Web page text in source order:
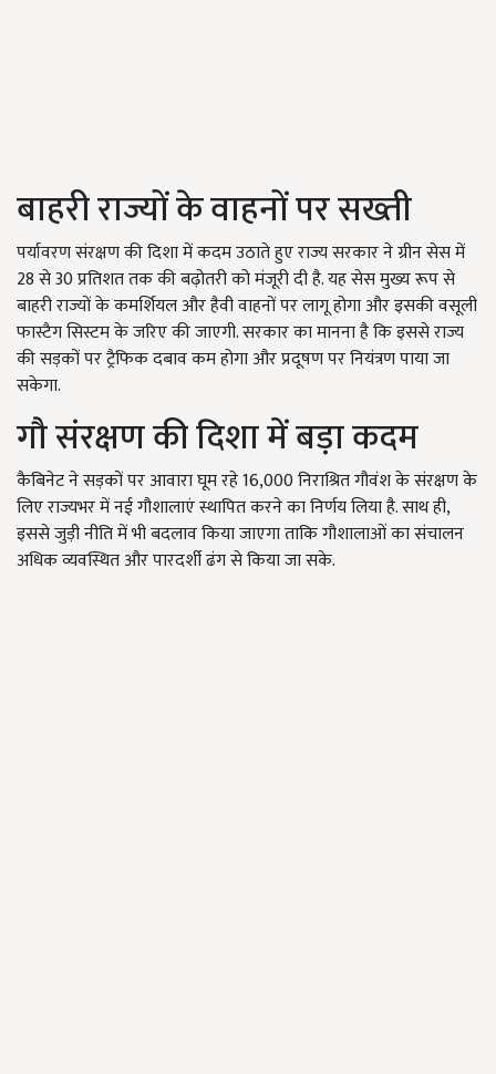
बाहरी राज्यों के वाहनों पर सख्ती
पर्यावरण संरक्षण की दिशा में कदम उठाते हुए राज्य सरकार ने ग्रीन सेस में
28 से 30 प्रतिशत तक की बढ़ोतरी को मंजूरी दी है. यह सेस मुख्य रूप से
बाहरी राज्यों के कमर्शियल और हैवी वाहनों पर लागू होगा और इसकी वसूली
फास्टैग सिस्टम के जरिए की जाएगी. सरकार का मानना है कि इससे राज्य
की सड़कों पर ट्रैफिक दबाव कम होगा और प्रदूषण पर नियंत्रण पाया जा
सकेगा.
गौ संरक्षण की दिशा में बड़ा कदम
कैबिनेट ने सड़कों पर आवारा घूम रहे 16,000 निराश्रित गौवंश के संरक्षण के
लिए राज्यभर में नई गौशालाएं स्थापित करने का निर्णय लिया है. साथ ही,
इससे जुड़ी नीति में भी बदलाव किया जाएगा ताकि गौशालाओं का संचालन
अधिक व्यवस्थित और पारदर्शी ढंग से किया जा सके.